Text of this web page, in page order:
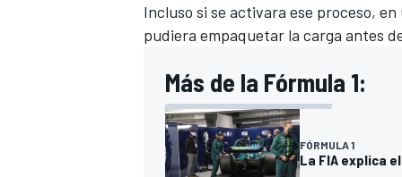
Incluso si se activara ese proceso,
pudiera empaquetar la carga antes
Más de la Fórmula 1:
FÓRMULA 1
La FIA explica